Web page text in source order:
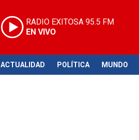
RADIO EXITOSA 95.5 FM
EN VIVO
ACTUALIDAD POLÍTICA MUNDO